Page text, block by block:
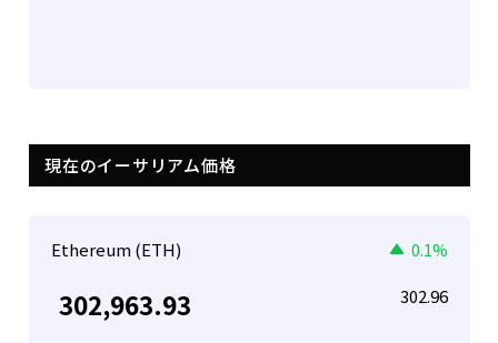
現在のイーサリアム価格
Ethereum (ETH) 0.1%
302,963.93 302.96